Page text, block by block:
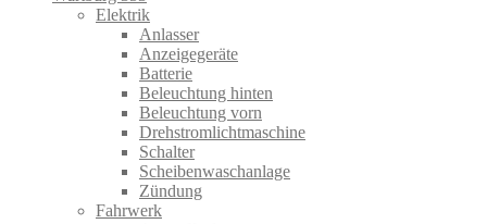
Elektrik
Anlasser
Anzeigegeräte
Batterie
Beleuchtung hinten
Beleuchtung vorn
Drehstromlichtmaschine
Schalter
Scheibenwaschanlage
Zündung
Fahrwerk